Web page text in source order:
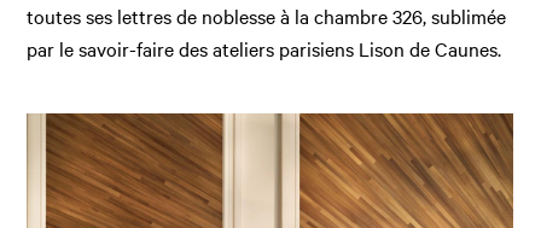
toutes ses lettres de noblesse à la chambre 326, sublimée
par le savoir-faire des ateliers parisiens Lison de Caunes.